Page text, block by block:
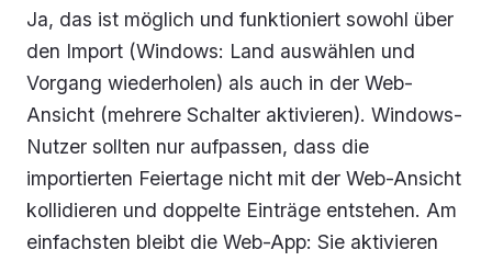
Ja, das ist möglich und funktioniert sowohl über
den Import (Windows: Land auswählen und
Vorgang wiederholen) als auch in der Web-
Ansicht (mehrere Schalter aktivieren). Windows-
Nutzer sollten nur aufpassen, dass die
importierten Feiertage nicht mit der Web-Ansicht
kollidieren und doppelte Einträge entstehen. Am
einfachsten bleibt die Web-App: Sie aktivieren